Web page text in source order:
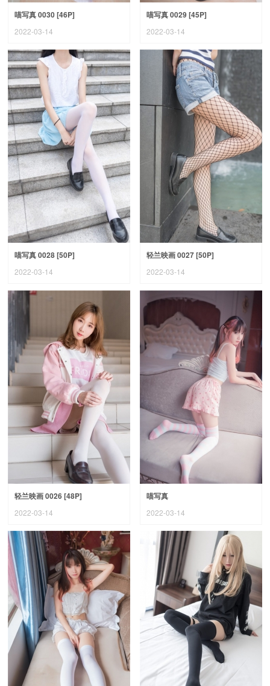
喵写真 0030 [46P]
2022-03-14
喵写真 0029 [45P]
2022-03-14
喵写真 0028 [50P]
2022-03-14
轻兰映画 0027 [50P]
2022-03-14
轻兰映画 0026 [48P]
2022-03-14
喵写真
2022-03-14